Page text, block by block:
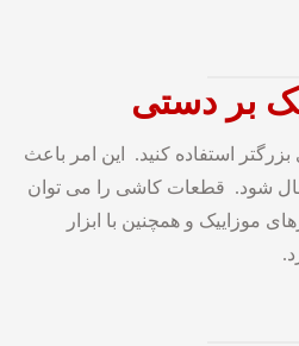
بر دستی
بزرگتر استفاده کنید. این امر باعث
شود. قطعات کاشی را می توان
موزاییک و همچنین با ابزار